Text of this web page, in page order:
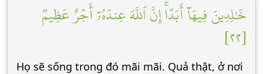
خَٰلِدِينَ فِيهَآ أَبَدًاۚ إِنَّ ٱللَّهَ عِندَهُۥٓ أَجۡرٌ عَظِيمٞ
[٢٢]
Họ sẽ sống trong đó mãi mãi. Quả thật, ở nơi